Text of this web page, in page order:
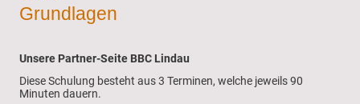
Grundlagen
Unsere Partner-Seite BBC Lindau
Diese Schulung besteht aus 3 Terminen, welche jeweils 90
Minuten dauern.